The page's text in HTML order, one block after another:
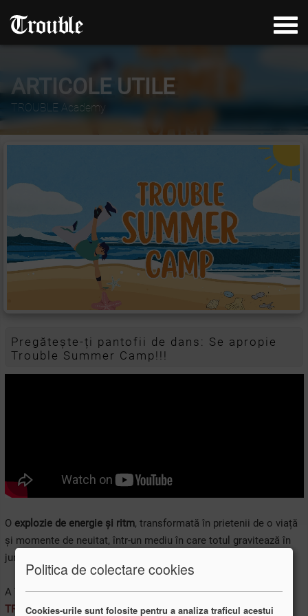
Politica de colectare cookies
Cookies-urile sunt folosite pentru a analiza traficul acestui
ARTICOLE UTILE
TROUBLE Academy
Pregătește-ți pantofii de dans: Se apropie
Trouble Summer Camp!!!
Oexplozie de energie și ritm, transformată în prietenii de o viață
și momente de neuitat, într-un mediu în care totul gravitează în
jurul unei pasiunii comune:
A început numărătoarea inversă pentru următoarea ediție a
TROUBLE SUMMER CAMP, o experiență intensă concepută